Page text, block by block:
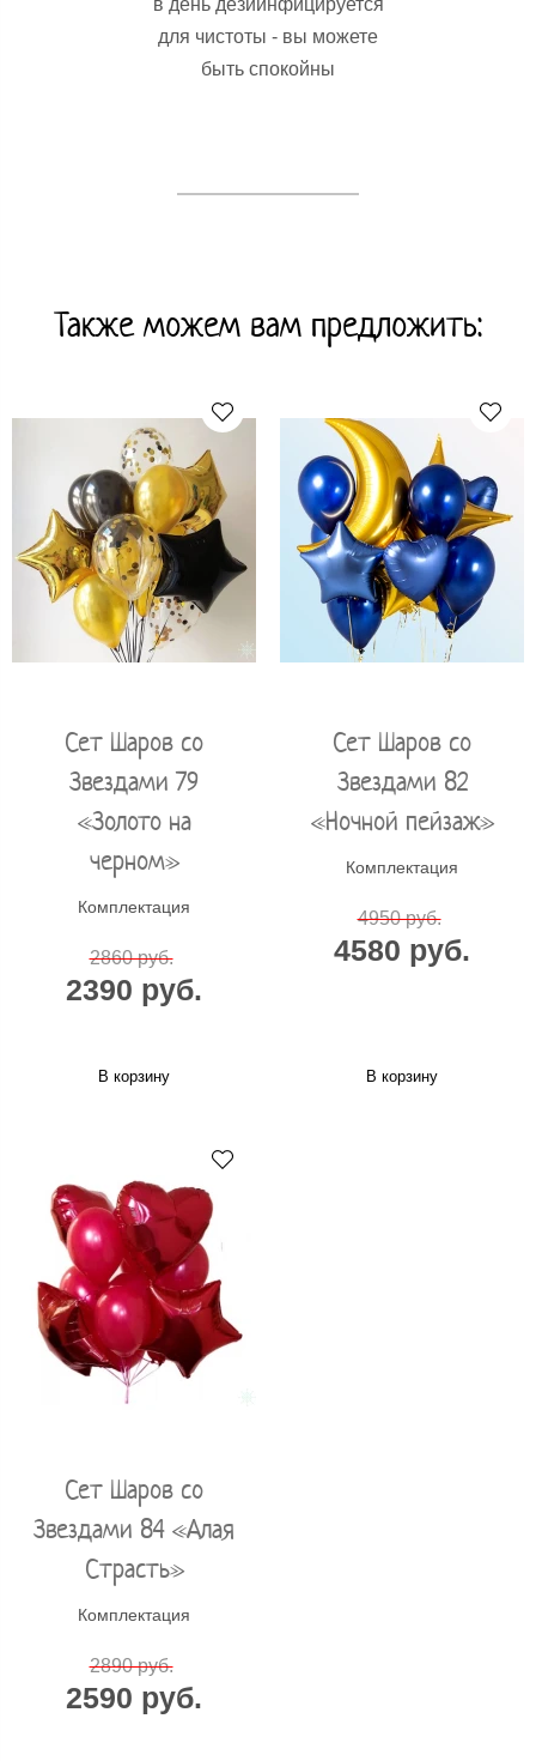
для чистоты - вы можете
быть спокойны
Также можем вам предложить:
Сет Шаров со
Звездами 79
«Золото на
черном»
Комплектация
2860 руб.
2390 руб.
В корзину
Сет Шаров со
Звездами 82
«Ночной пейзаж»
Комплектация
4950 руб.
4580 руб.
В корзину
Сет Шаров со
Звездами 84 «Алая
Страсть»
Комплектация
2890 руб.
2590 руб.